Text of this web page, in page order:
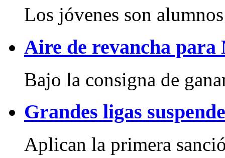
Los jóvenes son
Aire de revancha para
Bajo la consigna de
Grandes ligas
Aplican la primera